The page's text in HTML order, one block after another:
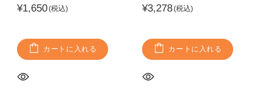
¥1,650
カートに入れる
おすすめ
¥3,278
カートに入れる